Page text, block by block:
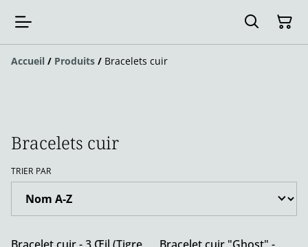
Accueil / Produits / Bracelets cuir
Bracelets cuir
TRIER PAR